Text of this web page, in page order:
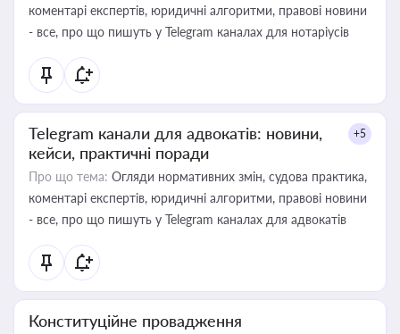
коментарі експертів, юридичні алгоритми, правові новини
- все, про що пишуть у Telegram каналах для нотаріусів
Telegram канали для адвокатів: новини,
кейси, практичні поради
+5
Про що тема: Огляди нормативних змін, судова практика,
коментарі експертів, юридичні алгоритми, правові новини
- все, про що пишуть у Telegram каналах для адвокатів
Конституційне провадження